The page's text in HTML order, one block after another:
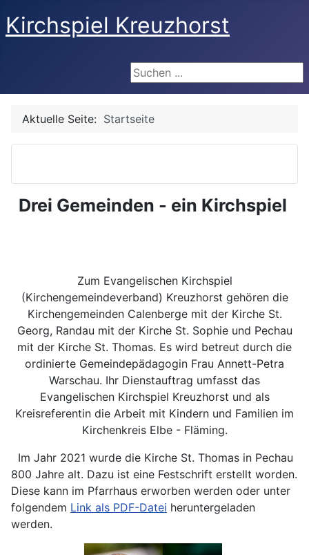
Kirchspiel Kreuzhorst
Suchen ...
Aktuelle Seite: Startseite
Drei Gemeinden - ein Kirchspiel
Zum Evangelischen Kirchspiel
(Kirchengemeindeverband) Kreuzhorst gehören die
Kirchengemeinden Calenberge mit der Kirche St.
Georg, Randau mit der Kirche St. Sophie und Pechau
mit der Kirche St. Thomas. Es wird betreut durch die
ordinierte Gemeindepädagogin Frau Annett-Petra
Warschau. Ihr Dienstauftrag umfasst das
Evangelischen Kirchspiel Kreuzhorst und als
Kreisreferentin die Arbeit mit Kindern und Familien im
Kirchenkreis Elbe - Fläming.
Im Jahr 2021 wurde die Kirche St. Thomas in Pechau
800 Jahre alt. Dazu ist eine Festschrift erstellt worden.
Diese kann im Pfarrhaus erworben werden oder unter
folgendem Link als PDF-Datei heruntergeladen
werden.